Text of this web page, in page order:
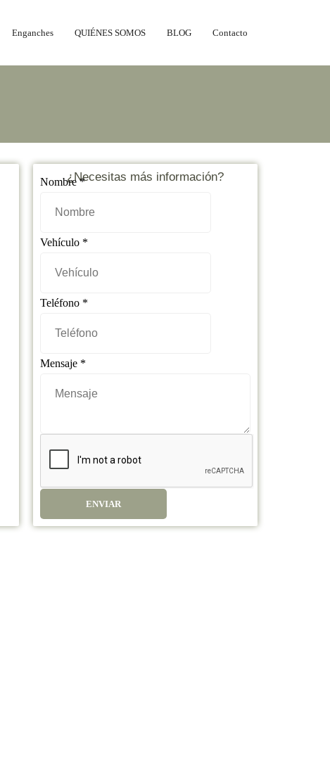
Enganches QUIÉNES SOMOS BLOG Contacto
¿Necesitas más información?
Nombre*
Mensaje
Vehículo *
Teléfono *
Mensaje *
ENVIAR